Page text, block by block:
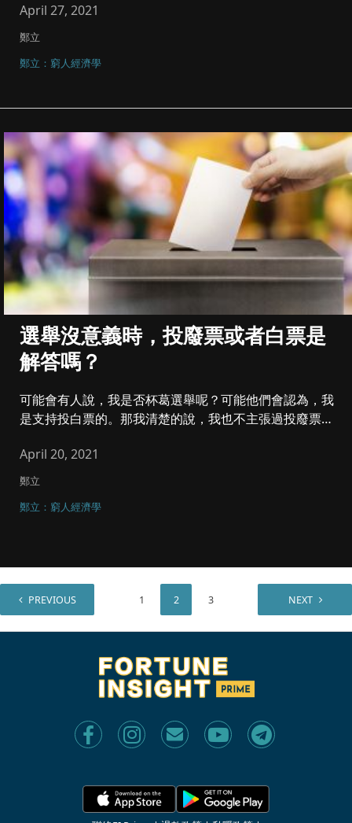
April 27, 2021
鄭立
鄭立：窮人經濟學
選舉沒意義時，投廢票或者白票是
解答嗎？
可能會有人說，我是否杯葛選舉呢？可能他們會認為，我
是支持投白票的。那我清楚的說，我也不主張過投廢票或
April 20, 2021
鄭立
鄭立：窮人經濟學
PREVIOUS 1 2 3 NEXT